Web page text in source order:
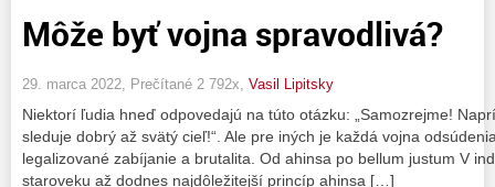
Môže byť vojna spravodlivá?
29. marca 2022, Prečítané 2 792x, Vasil Lipitsky
Niektorí ľudia hneď odpovedajú na túto otázku: „Samozrejme!
sleduje dobrý až svätý cieľ!“. Ale pre iných je každá vojna
legalizované zabíjanie a brutalita. Od ahinsa po bellum justum V
staroveku až dodnes najdôležitejší princíp ahinsa […]